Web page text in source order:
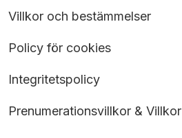
Villkor och bestämmelser
Policy för cookies
Integritetspolicy
Prenumerationsvillkor & Villkor